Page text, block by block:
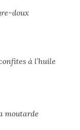
doux
à l’huile
moutarde